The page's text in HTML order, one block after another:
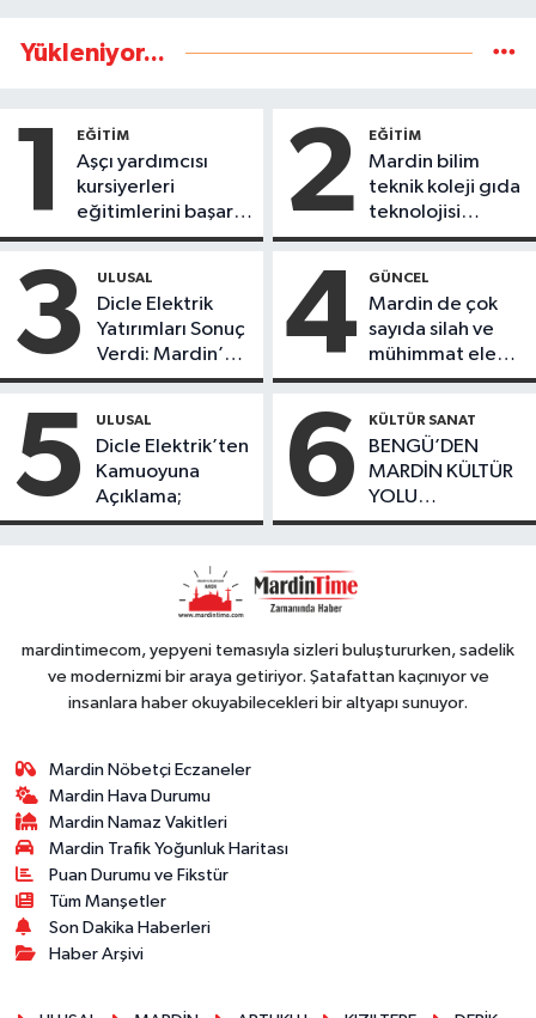
Yükleniyor...
1 EĞİTİM
Aşçı yardımcısı
kursiyerleri
eğitimlerini başarı
ile tamamladı
2 EĞİTİM
Mardin bilim
teknik koleji gıda
teknolojisi
öğrencileri
ürünlerini satarak
köydeki
çoçuklara kitap
desteğinde
bulundu
3 ULUSAL
Dicle Elektrik
Yatırımları Sonuç
Verdi: Mardin’de
Kayıp Kaçak
Düşüş
4 GÜNCEL
Mardin de çok
sayıda silah ve
mühimmat ele
geçirildi
5 ULUSAL
Dicle Elektrik’ten
Kamuoyuna
Açıklama;
6 KÜLTÜR SANAT
BENGÜ’DEN
MARDİN KÜLTÜR
YOLU
FESTIVALİ’NDE
mardintimecom, yepyeni temasıyla sizleri buluştururken, sadelik
ve modernizmi bir araya getiriyor. Şatafattan kaçınıyor ve
insanlara haber okuyabilecekleri bir altyapı sunuyor.
Mardin Nöbetçi Eczaneler
Mardin Hava Durumu
Mardin Namaz Vakitleri
Mardin Trafik Yoğunluk Haritası
Puan Durumu ve Fikstür
Tüm Manşetler
Son Dakika Haberleri
Haber Arşivi